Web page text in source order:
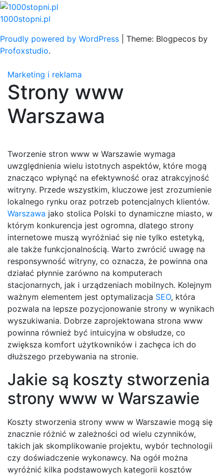
Skip
to
1000stopni.pl
Proudly powered by WordPress
Theme: Blogpecos by
Profoxstudio.
Marketing i reklama
Strony www
Warszawa
Tworzenie stron www w Warszawie wymaga
uwzględnienia wielu istotnych aspektów, które mogą
znacząco wpłynąć na efektywność oraz atrakcyjność
witryny. Przede wszystkim, kluczowe jest zrozumienie
lokalnego rynku oraz potrzeb potencjalnych klientów.
Warszawa jako stolica Polski to dynamiczne miasto, w
którym konkurencja jest ogromna, dlatego strony
internetowe muszą wyróżniać się nie tylko estetyką,
ale także funkcjonalnością. Warto zwrócić uwagę na
responsywność witryny, co oznacza, że powinna ona
działać płynnie zarówno na komputerach
stacjonarnych, jak i urządzeniach mobilnych. Kolejnym
ważnym elementem jest optymalizacja SEO, która
pozwala na lepsze pozycjonowanie strony w wynikach
wyszukiwania. Dobrze zaprojektowana strona www
powinna również być intuicyjna w obsłudze, co
zwiększa komfort użytkowników i zachęca ich do
dłuższego przebywania na stronie.
Jakie są koszty stworzenia
strony www w Warszawie
Koszty stworzenia strony www w Warszawie mogą się
znacznie różnić w zależności od wielu czynników,
takich jak skomplikowanie projektu, wybór technologii
czy doświadczenie wykonawcy. Na ogół można
wyróżnić kilka podstawowych kategorii kosztów